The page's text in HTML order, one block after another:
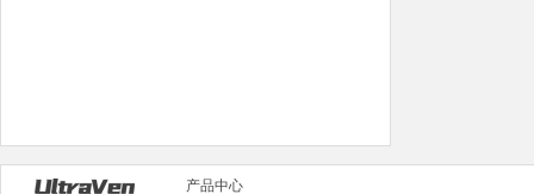
产品中心